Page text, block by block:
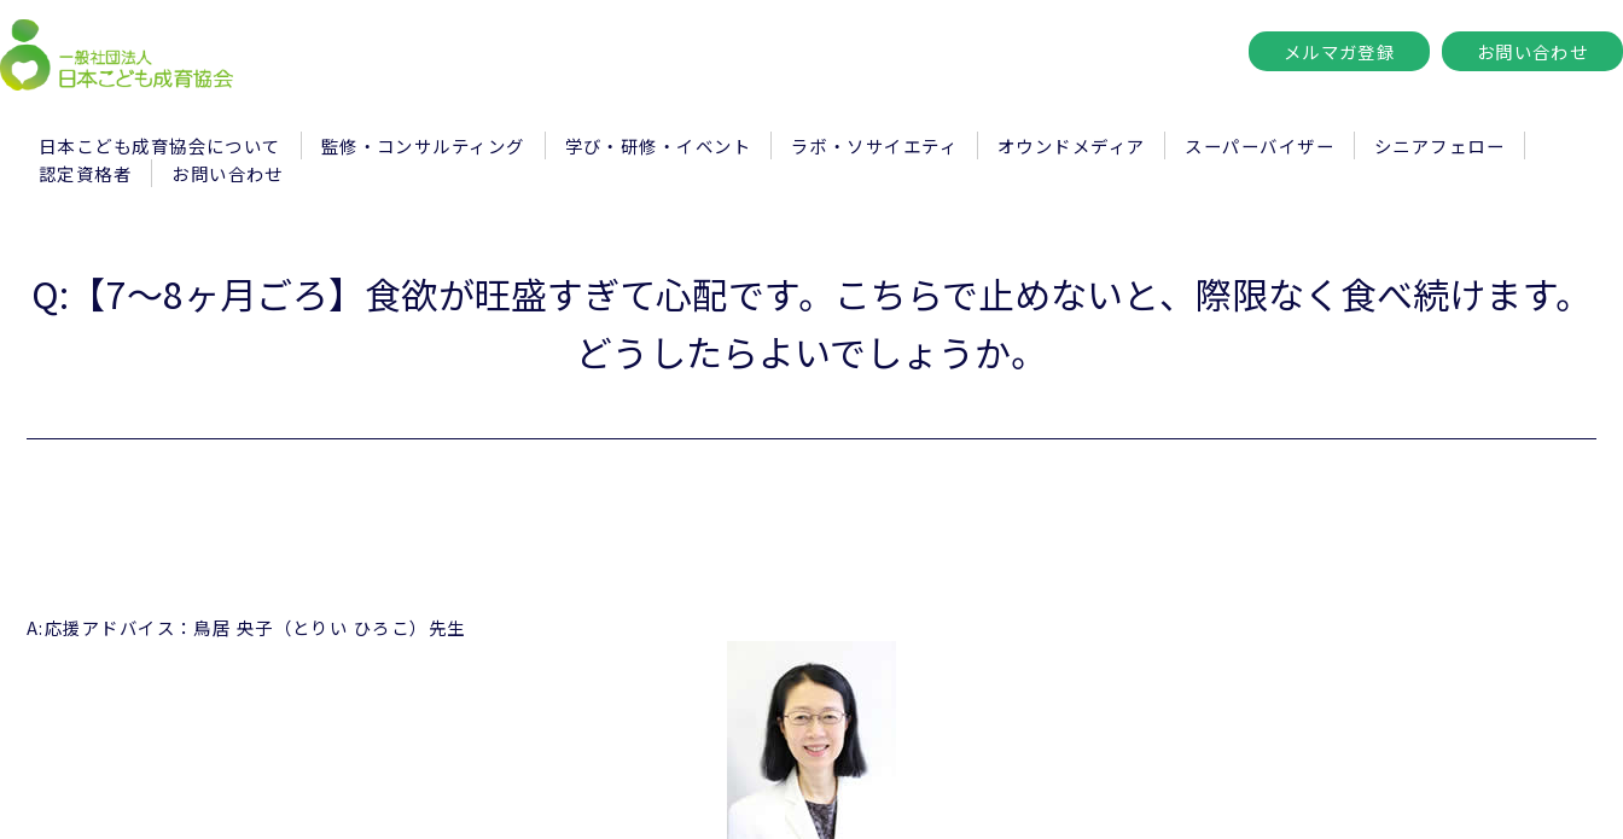
メルマガ登録 お問い合わせ
日本こども成育協会について 監修・コンサルティング 学び・研修・イベント ラボ・ソサイエティ オウンドメディア スーパーバイザー
シニアフェロー
認定資格者
お問い合わせ
Q:【7～8ヶ月ごろ】食欲が旺盛すぎて心配です。こちらで止めないと、際限なく食べ続けます。
どうしたらよいでしょうか。
A:応援アドバイス：鳥居 央子（とりい ひろこ）先生